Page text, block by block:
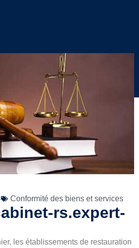
Conformité des biens et services
rs.expert-
les établissements de restauration